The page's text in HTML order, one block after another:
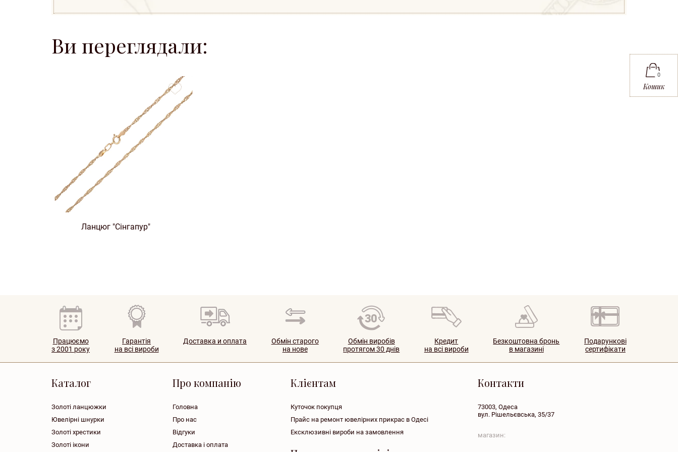
Кошик
0
Ви переглядали:
Ланцюг "Сінгапур"
to
favorites
Працюємо
з 2001 року
Гарантія
на всі вироби
Доставка и оплата
Обмін старого
на нове
Обмін виробів
протягом 30 днів
Кредит
на всі вироби
Безкоштовна бронь
в магазині
Подарункові
сертифікати
Каталог
Золоті ланцюжки
Ювелірні шнурки
Золоті хрестики
Золоті ікони
Про компанiю
Головна
Про нас
Відгуки
Доставка і оплата
Клієнтам
Куточок покупця
Прайс на ремонт ювелірних прикрас в Одесі
Ексклюзивні вироби на замовлення
Контакти
73003, Одеса
вул. Рішельєвська, 35/37
магазин: